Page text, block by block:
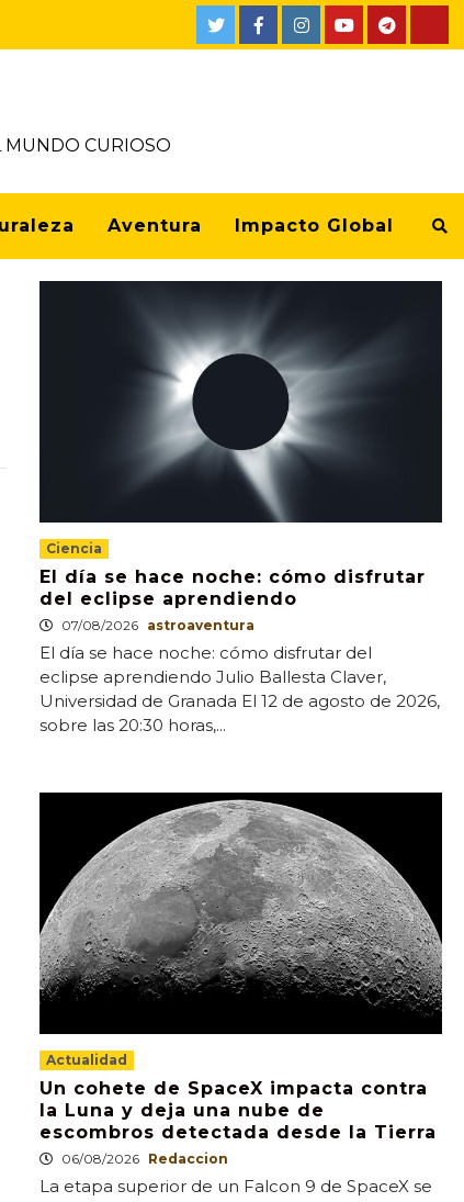
MUNDO CURIOSO
Aventura Impacto Global
Ciencia
El día se hace noche: cómo disfrutar
del eclipse aprendiendo
07/08/2026 astroaventura
El día se hace noche: cómo disfrutar del
eclipse aprendiendo Julio Ballesta Claver,
Universidad de Granada El 12 de agosto de 2026,
sobre las 20:30 horas,...
Actualidad
Un cohete de SpaceX impacta contra
la Luna y deja una nube de
escombros detectada desde la Tierra
06/08/2026 Redaccion
La etapa superior de un Falcon 9 de SpaceX se